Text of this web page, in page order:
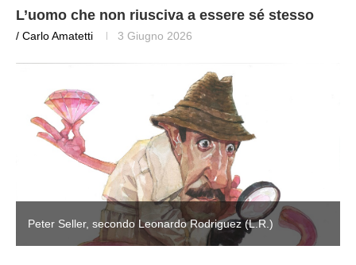
L’uomo che non riusciva a essere sé stesso
/ Carlo Amatetti 3 Giugno 2026
Peter Seller, secondo Leonardo Rodriguez (L.R.)